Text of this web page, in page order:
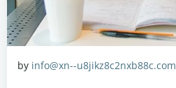
by info@xn--u8jikz8c2nxb88c.com